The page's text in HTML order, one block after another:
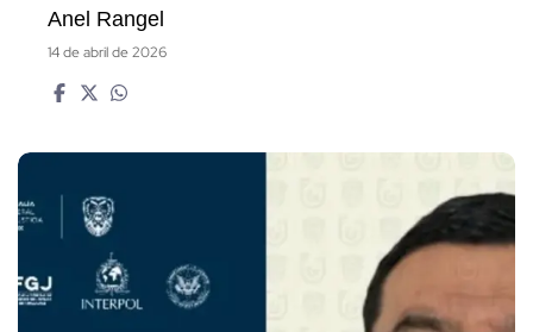
Anel Rangel
14 de abril de 2026